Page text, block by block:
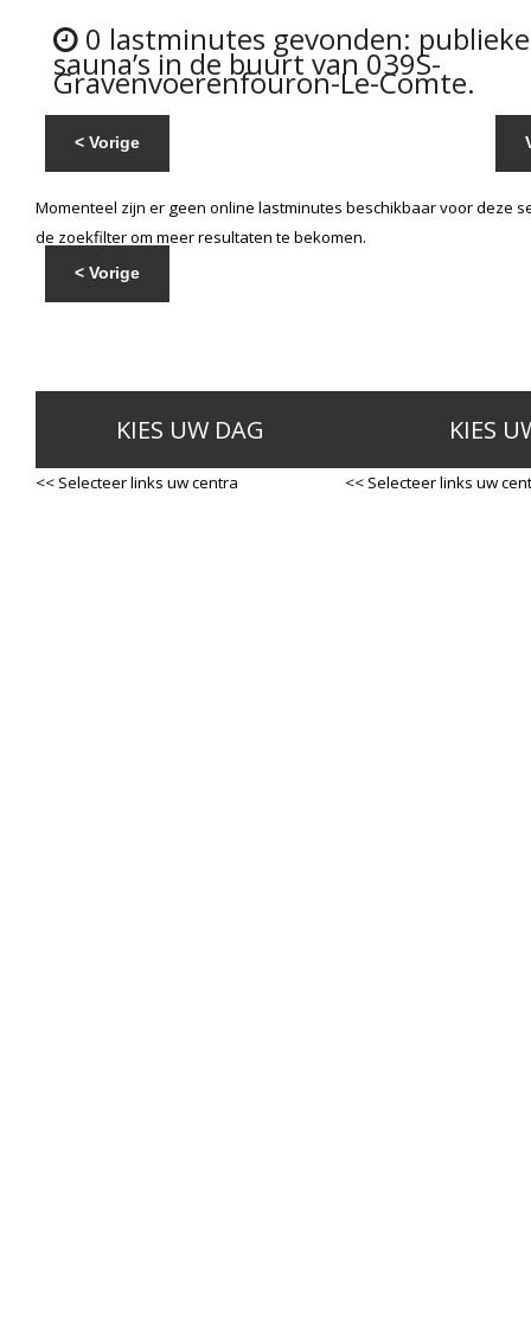
0 lastminutes gevonden: publieke
sauna’s in de buurt van 039S-
Gravenvoerenfouron-Le-Comte.
< Vorige
Momenteel zijn er geen online lastminutes beschikbaar voor deze
de zoekfilter om meer resultaten te bekomen.
< Vorige
KIES UW DAG
<< Selecteer links uw centra
KIES
<< Selecteer links uw